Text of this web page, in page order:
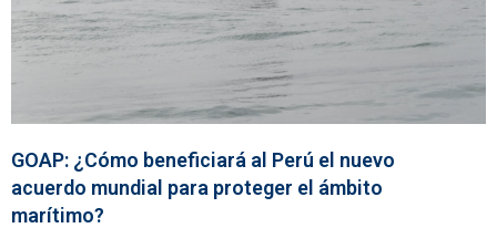
GOAP: ¿Cómo beneficiará al Perú el nuevo
acuerdo mundial para proteger el ámbito
marítimo?